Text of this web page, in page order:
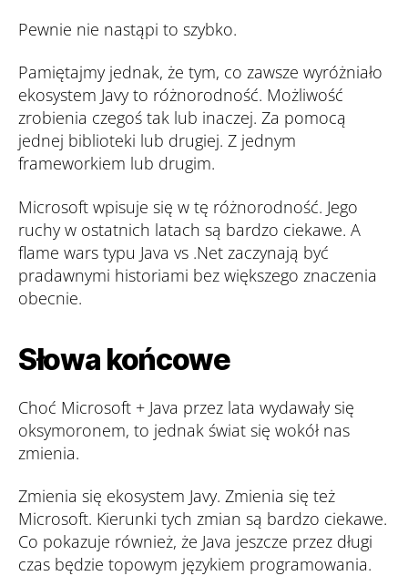
Pewnie nie nastąpi to szybko.
Pamiętajmy jednak, że tym, co zawsze wyróżniało
ekosystem Javy to różnorodność. Możliwość
zrobienia czegoś tak lub inaczej. Za pomocą
jednej biblioteki lub drugiej. Z jednym
frameworkiem lub drugim.
Microsoft wpisuje się w tę różnorodność. Jego
ruchy w ostatnich latach są bardzo ciekawe. A
flame wars typu Java vs .Net zaczynają być
pradawnymi historiami bez większego znaczenia
obecnie.
Słowa końcowe
Choć Microsoft + Java przez lata wydawały się
oksymoronem, to jednak świat się wokół nas
zmienia.
Zmienia się ekosystem Javy. Zmienia się też
Microsoft. Kierunki tych zmian są bardzo ciekawe.
Co pokazuje również, że Java jeszcze przez długi
czas będzie topowym językiem programowania.